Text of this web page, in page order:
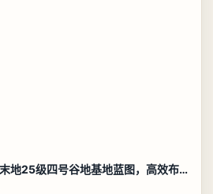
明日方舟终末地25级四号谷地基地蓝图，高效布局规划